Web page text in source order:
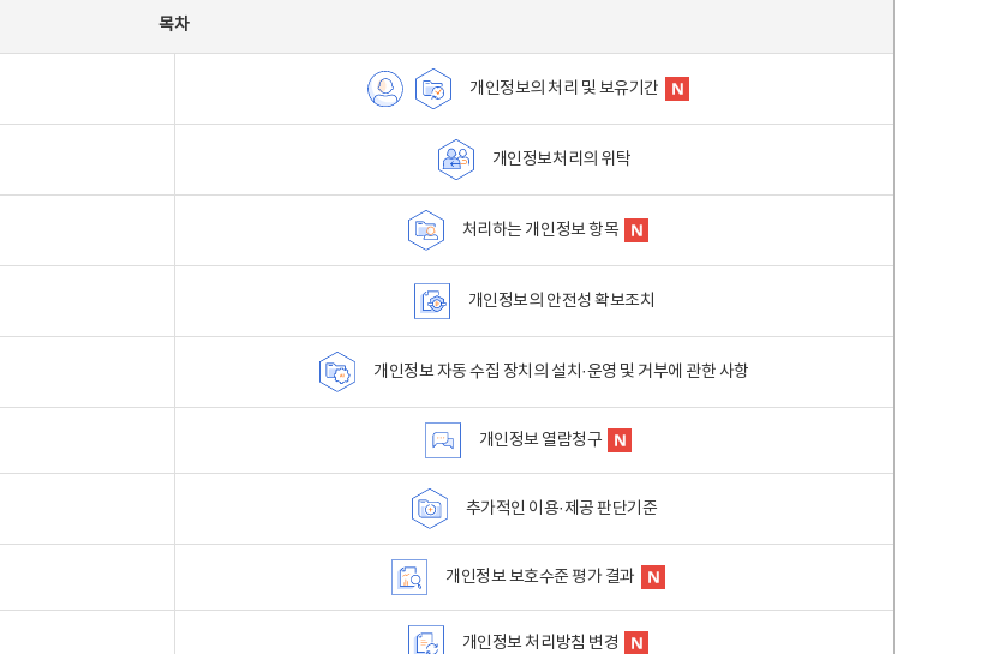
목차
개인정보의 처리 및 보유기간
개인정보처리의 위탁
처리하는 개인정보 항목
개인정보의 안전성 확보조치
개인정보 자동 수집 장치의 설치·운영 및 거부에 관한 사항
개인정보 열람청구
추가적인 이용·제공 판단기준
개인정보 보호수준 평가 결과
개인정보 처리방침 변경